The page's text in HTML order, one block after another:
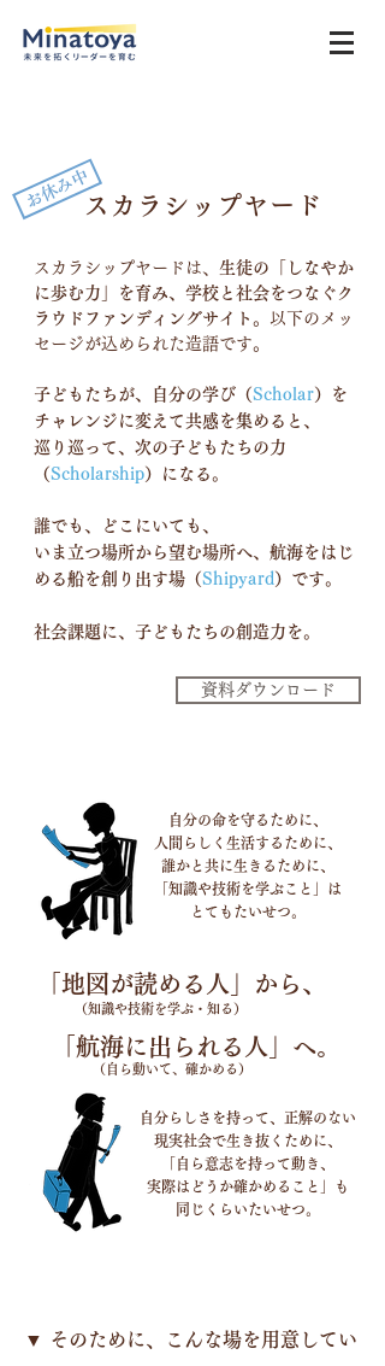
スカラシップヤード
お休み中
スカラシップヤードは、 生徒の「しなやか
に歩む力」を育み、学校と社会をつなぐク
ラウドファンディングサイト 。以下のメッ
セージが込められた造語です。
子どもたちが、自分の学び（Scholar）を
チャレンジに変えて共感を集めると、
巡り巡って、次の子どもたちの力
（Scholarship）になる。
誰でも、どこにいても、
いま立つ場所から望む場所へ、航海をはじ
める船を創り出す場（Shipyard ）です。
社会課題に、子どもたちの創造力を。
資料ダウンロード
自分の命を守るために、
人間らしく生活するために、
誰かと共に生きるために、
「知識や技術を学ぶこと」は
​とてもたいせつ。
「地図が読める人」から、
​（知識や技術を学ぶ・知る）
​（自ら動いて、確かめる）
自分らしさを持って、正解のない
現実社会で生き抜くために、
「自ら意志を持って動き、
実際はどうか確かめること」も
​同じくらいたいせつ。
「航海に出られる人」へ。
▼ ​そのために、こんな場を用意してい